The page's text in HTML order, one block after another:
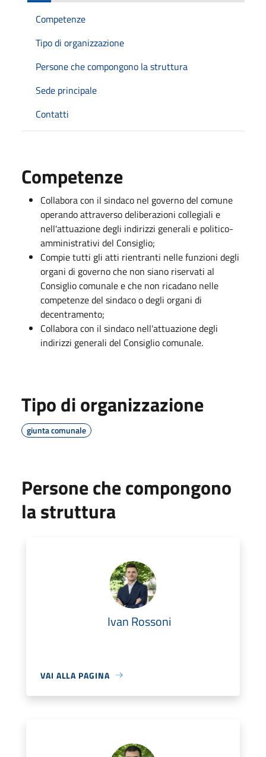
Competenze
Tipo di organizzazione
Persone che compongono la struttura
Sede principale
Contatti
Competenze
Collabora con il sindaco nel governo del comune
operando attraverso deliberazioni collegiali e
nell'attuazione degli indirizzi generali e politico-
amministrativi del Consiglio;
Compie tutti gli atti rientranti nelle funzioni degli
organi di governo che non siano riservati al
Consiglio comunale e che non ricadano nelle
competenze del sindaco o degli organi di
decentramento;
Collabora con il sindaco nell'attuazione degli
indirizzi generali del Consiglio comunale.
Tipo di organizzazione
giunta comunale
Persone che compongono
la struttura
Ivan Rossoni
VAI ALLA PAGINA